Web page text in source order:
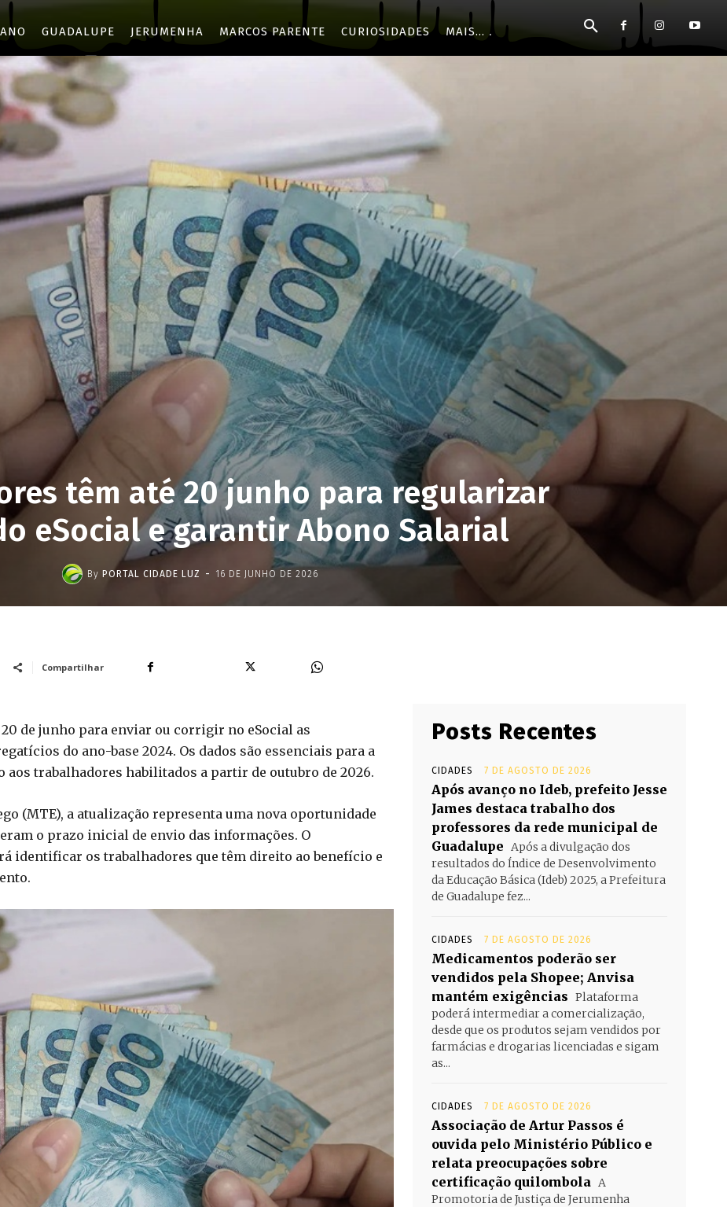
GUADALUPE JERUMENHA MARCOS PARENTE CURIOSIDADES MAIS...
têm até 20 junho para regularizar
eSocial e garantir Abono Salarial
By PORTAL CIDADE LUZ - 16 DE JUNHO DE 2026
Compartilhar
de junho para enviar ou corrigir no eSocial as
do ano-base 2024. Os dados são essenciais para a
aos trabalhadores habilitados a partir de outubro de 2026.
(MTE), a atualização representa uma nova oportunidade
o prazo inicial de envio das informações. O
identificar os trabalhadores que têm direito ao benefício e
Posts Recentes
CIDADES 7 DE AGOSTO DE 2026
Após avanço no Ideb, prefeito Jesse
James destaca trabalho dos
professores da rede municipal de
Guadalupe Após a divulgação dos
resultados do Índice de Desenvolvimento
da Educação Básica (Ideb) 2025, a Prefeitura
de Guadalupe fez...
CIDADES 7 DE AGOSTO DE 2026
Medicamentos poderão ser
vendidos pela Shopee; Anvisa
mantém exigências Plataforma
poderá intermediar a comercialização,
desde que os produtos sejam vendidos por
farmácias e drogarias licenciadas e sigam
as...
CIDADES 7 DE AGOSTO DE 2026
Associação de Artur Passos é
ouvida pelo Ministério Público e
relata preocupações sobre
certificação quilombola A
Promotoria de Justiça de Jerumenha